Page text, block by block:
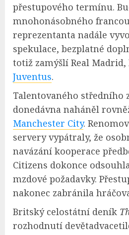
přestupového termínu.
mnohonásobného
reprezentanta nadále
spekulace, bezplatné
totiž zamýšlí Real Madrid,
Juventus.
Talentovaného středního
donedávna naháněl
Manchester City.
servery vypátraly, že
navázání kooperace
Citizens dokonce
mzdové požadavky.
nakonec zabránila
Britský celostátní deník
rozhodnutí